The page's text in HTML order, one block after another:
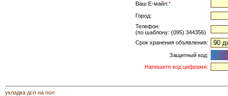
Ваш Е-майл:*
Город:
Телефон:
(по шаблону: (095) 344356)
Срок хранения объявления:
Защитный код:
Напишите код цифрами:
укладка дсп на пол